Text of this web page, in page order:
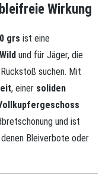
Wirkung
grs ist eine
und für Jäger, die
suchen. Mit
, einer soliden
und ist
Bleiverbote oder